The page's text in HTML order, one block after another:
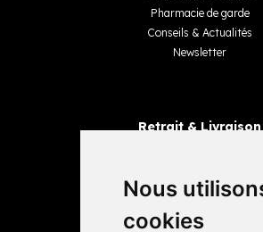
Nous
cookies
Pharmacie de garde
Conseils & Actualités
Newsletter
Retrait & Livraison
Livraisons